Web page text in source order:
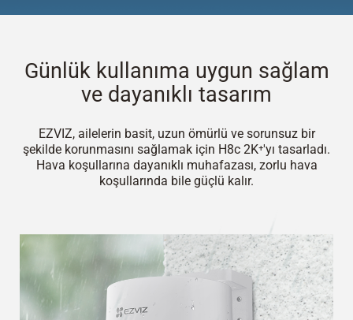
Günlük kullanıma uygun sağlam
ve dayanıklı tasarım
EZVIZ, ailelerin basit, uzun ömürlü ve sorunsuz bir
şekilde korunmasını sağlamak için H8c 2K⁺'yı tasarladı.
Hava koşullarına dayanıklı muhafazası, zorlu hava
koşullarında bile güçlü kalır.